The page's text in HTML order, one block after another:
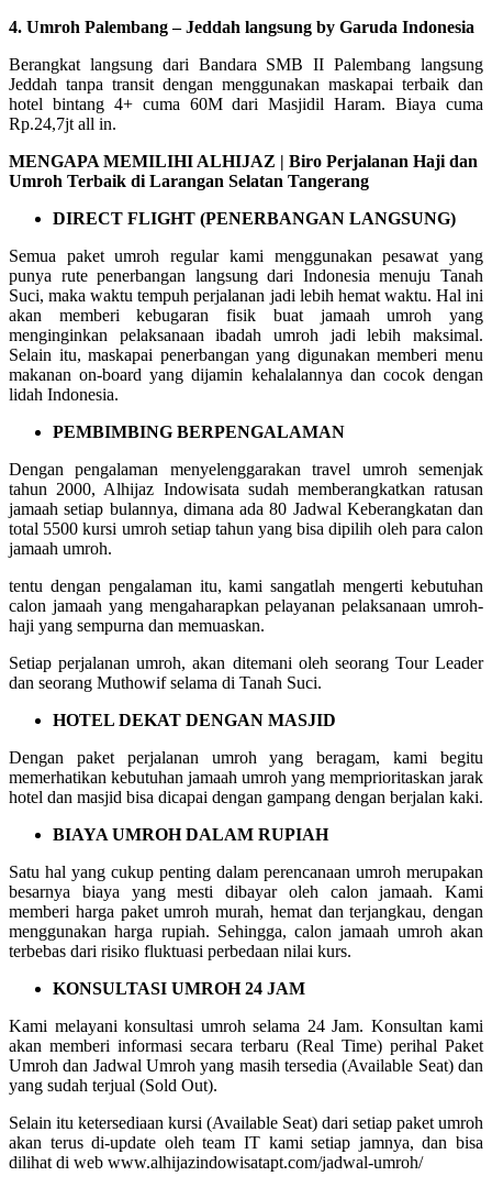
4. Umroh Palembang – Jeddah langsung by Garuda Indonesia
Berangkat langsung dari Bandara SMB II Palembang langsung
Jeddah tanpa transit dengan menggunakan maskapai terbaik dan
hotel bintang 4+ cuma 60M dari Masjidil Haram. Biaya cuma
Rp.24,7jt all in.
MENGAPA MEMILIHI ALHIJAZ | Biro Perjalanan Haji dan
Umroh Terbaik di Larangan Selatan Tangerang
DIRECT FLIGHT (PENERBANGAN LANGSUNG)
Semua paket umroh regular kami menggunakan pesawat yang
punya rute penerbangan langsung dari Indonesia menuju Tanah
Suci, maka waktu tempuh perjalanan jadi lebih hemat waktu. Hal ini
akan memberi kebugaran fisik buat jamaah umroh yang
menginginkan pelaksanaan ibadah umroh jadi lebih maksimal.
Selain itu, maskapai penerbangan yang digunakan memberi menu
makanan on-board yang dijamin kehalalannya dan cocok dengan
lidah Indonesia.
PEMBIMBING BERPENGALAMAN
Dengan pengalaman menyelenggarakan travel umroh semenjak
tahun 2000, Alhijaz Indowisata sudah memberangkatkan ratusan
jamaah setiap bulannya, dimana ada 80 Jadwal Keberangkatan dan
total 5500 kursi umroh setiap tahun yang bisa dipilih oleh para calon
jamaah umroh.
tentu dengan pengalaman itu, kami sangatlah mengerti kebutuhan
calon jamaah yang mengaharapkan pelayanan pelaksanaan umroh-
haji yang sempurna dan memuaskan.
Setiap perjalanan umroh, akan ditemani oleh seorang Tour Leader
dan seorang Muthowif selama di Tanah Suci.
HOTEL DEKAT DENGAN MASJID
Dengan paket perjalanan umroh yang beragam, kami begitu
memerhatikan kebutuhan jamaah umroh yang memprioritaskan jarak
hotel dan masjid bisa dicapai dengan gampang dengan berjalan kaki.
BIAYA UMROH DALAM RUPIAH
Satu hal yang cukup penting dalam perencanaan umroh merupakan
besarnya biaya yang mesti dibayar oleh calon jamaah. Kami
memberi harga paket umroh murah, hemat dan terjangkau, dengan
menggunakan harga rupiah. Sehingga, calon jamaah umroh akan
terbebas dari risiko fluktuasi perbedaan nilai kurs.
KONSULTASI UMROH 24 JAM
Kami melayani konsultasi umroh selama 24 Jam. Konsultan kami
akan memberi informasi secara terbaru (Real Time) perihal Paket
Umroh dan Jadwal Umroh yang masih tersedia (Available Seat) dan
yang sudah terjual (Sold Out).
Selain itu ketersediaan kursi (Available Seat) dari setiap paket umroh
akan terus di-update oleh team IT kami setiap jamnya, dan bisa
dilihat di web www.alhijazindowisatapt.com/jadwal-umroh/